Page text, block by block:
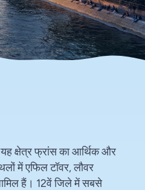
क्षेत्र फ्रांस का आर्थिक और
में एफिल टॉवर, लौवर
हैं। 12वें जिले में सबसे